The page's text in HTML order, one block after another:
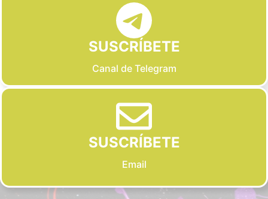
SUSCRÍBETE
Canal de Telegram
SUSCRÍBETE
Email